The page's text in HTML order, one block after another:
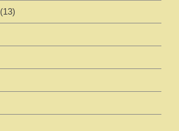
(13)